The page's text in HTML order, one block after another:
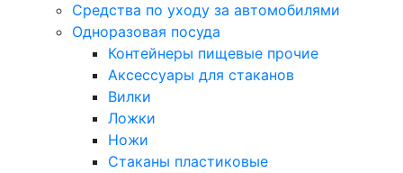
Средства по уходу за автомобилями
Одноразовая посуда
Контейнеры пищевые прочие
Аксессуары для стаканов
Вилки
Ложки
Ножи
Стаканы пластиковые